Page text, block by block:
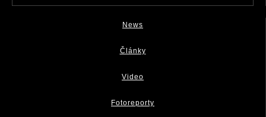
News
Články
Video
Fotoreporty